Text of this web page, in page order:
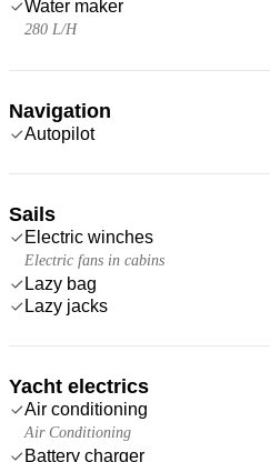
Water maker
280 L/H
Navigation
Autopilot
Sails
Electric winches
Electric fans in cabins
Lazy bag
Lazy jacks
Yacht electrics
Air conditioning
Air Conditioning
Battery charger